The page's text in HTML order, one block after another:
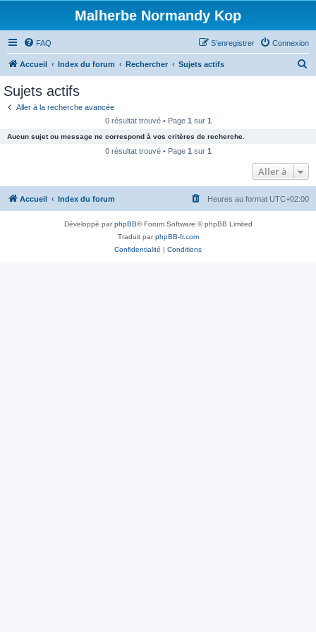
Malherbe Normandy Kop
FAQ Connexion
S’enregistrer
Accueil Index du forum Rechercher Sujets actifs
c
e
Sujets actifs
Aller à la recherche avancée
0 résultat trouvé • Page 1 sur 1
Aucun sujet ou message ne correspond à vos critères de recherche.
0 résultat trouvé • Page 1 sur 1
Aller à
Accueil Index du forum Heures au format UTC+02:00
Développé parphpBB® Forum Software © phpBB Limited
Traduit parphpBB-fr.com
Confidentialité | Conditions